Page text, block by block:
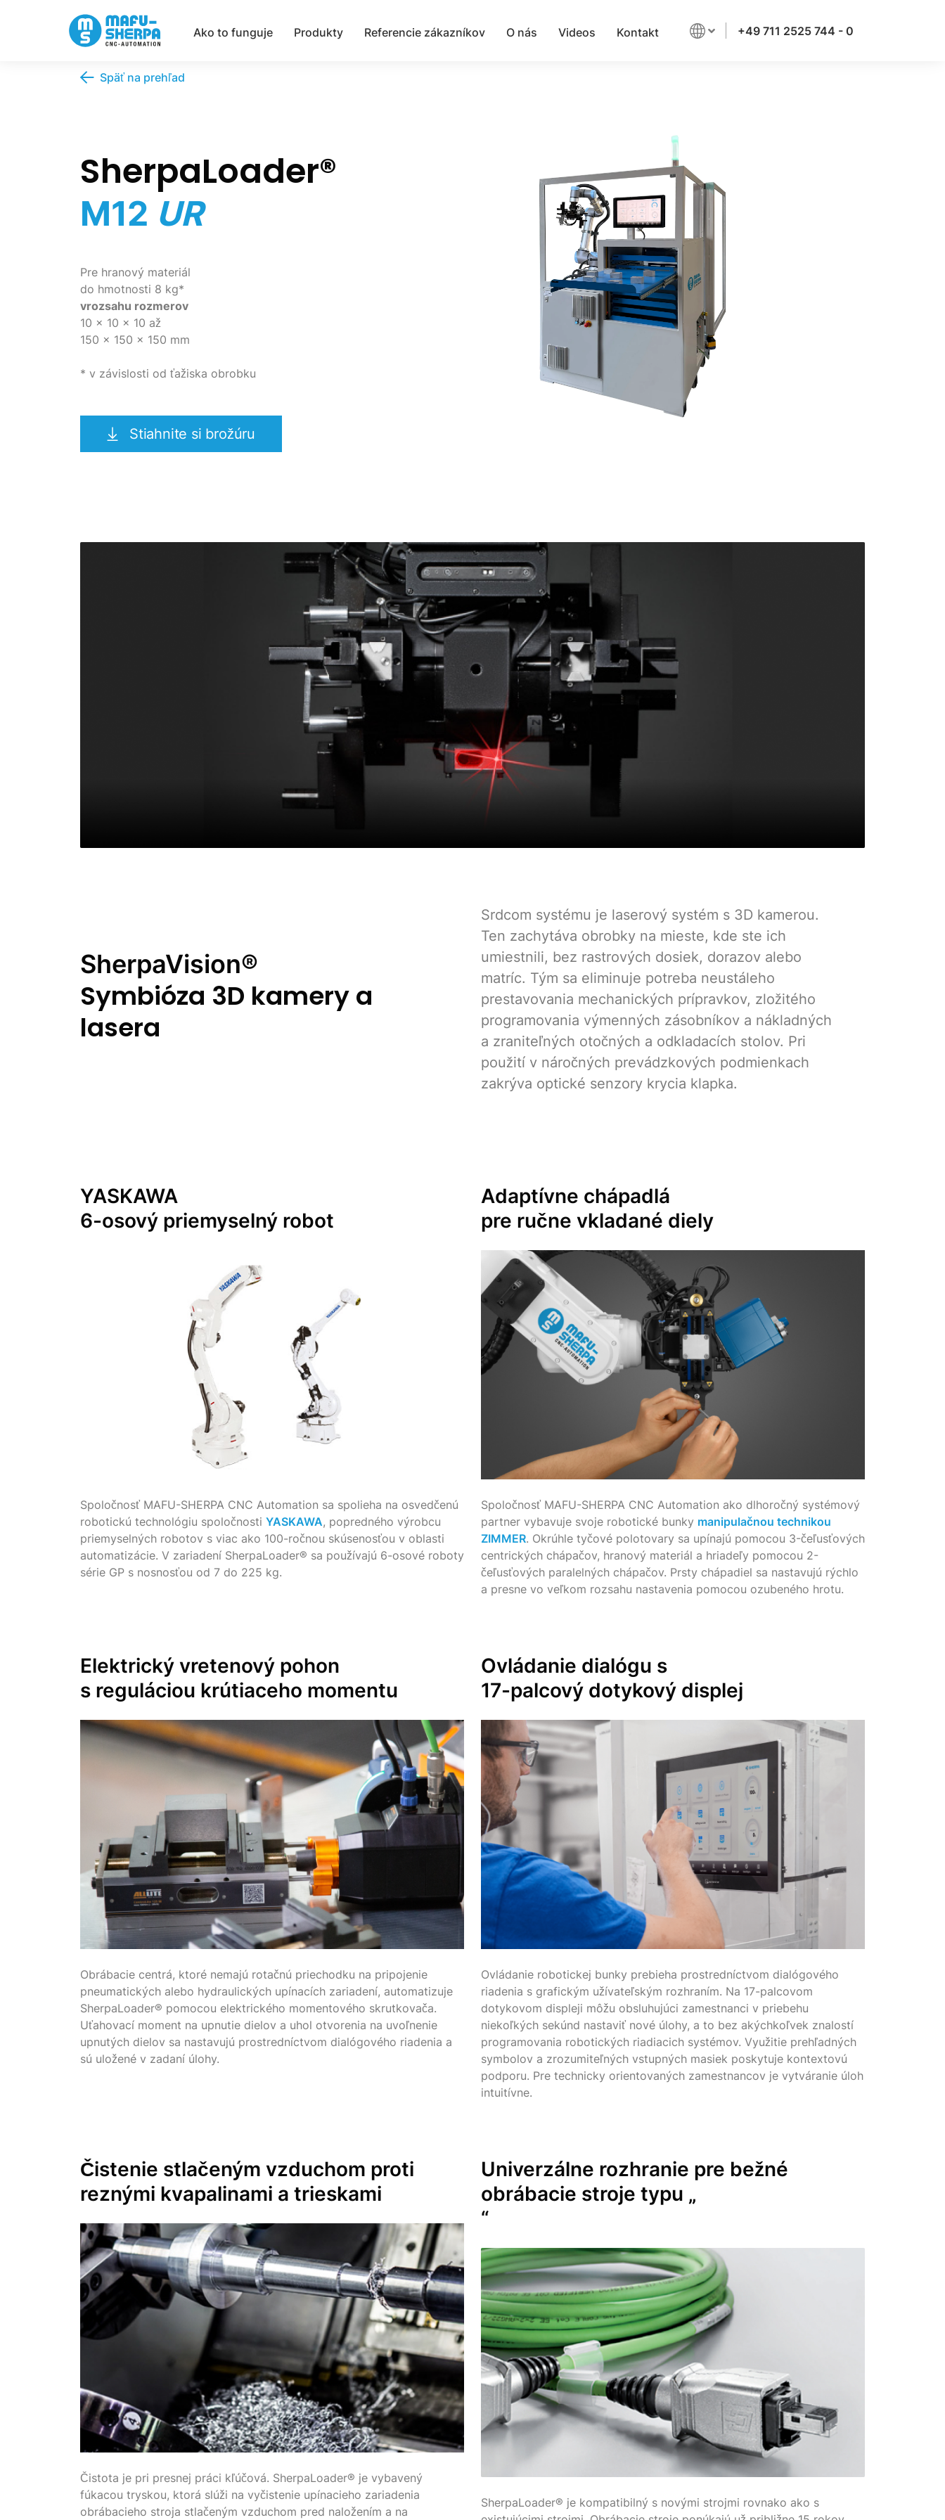
Ako to funguje Produkty Referencie zákazníkov O nás Videos Kontakt +49 711 2525 744 - 0
Späť na prehľad
SherpaLoader®
M12 UR
Pre hranový materiál
do hmotnosti 8 kg*
vrozsahu rozmerov
10 x 10 x 10 až
150 x 150 x 150 mm
* v závislosti od ťažiska obrobku
Stiahnite si brožúru
SherpaVision®
Symbióza 3D kamery a
lasera
Srdcom systému je laserový systém s 3D kamerou.
Ten zachytáva obrobky na mieste, kde ste ich
umiestnili, bez rastrových dosiek, dorazov alebo
matríc. Tým sa eliminuje potreba neustáleho
prestavovania mechanických prípravkov, zložitého
programovania výmenných zásobníkov a nákladných
a zraniteľných otočných a odkladacích stolov. Pri
použití v náročných prevádzkových podmienkach
zakrýva optické senzory krycia klapka.
YASKAWA
6-osový priemyselný robot
Spoločnosť MAFU-SHERPA CNC Automation sa spolieha na osvedčenú
robotickú technológiu spoločnosti YASKAWA, popredného výrobcu
priemyselných robotov s viac ako 100-ročnou skúsenosťou v oblasti
automatizácie. V zariadení SherpaLoader® sa používajú 6-osové roboty
série GP s nosnosťou od 7 do 225 kg.
Adaptívne chápadlá
pre ručne vkladané diely
Spoločnosť MAFU-SHERPA CNC Automation ako dlhoročný systémový
partner vybavuje svoje robotické bunky manipulačnou technikou
ZIMMER. Okrúhle tyčové polotovary sa upínajú pomocou 3-čeľusťových
centrických chápačov, hranový materiál a hriadeľy pomocou 2-
čeľusťových paralelných chápačov. Prsty chápadiel sa nastavujú rýchlo
a presne vo veľkom rozsahu nastavenia pomocou ozubeného hrotu.
Elektrický vretenový pohon
s reguláciou krútiaceho momentu
Obrábacie centrá, ktoré nemajú rotačnú priechodku na pripojenie
pneumatických alebo hydraulických upínacích zariadení, automatizuje
SherpaLoader® pomocou elektrického momentového skrutkovača.
Uťahovací moment na upnutie dielov a uhol otvorenia na uvoľnenie
upnutých dielov sa nastavujú prostredníctvom dialógového riadenia a
sú uložené v zadaní úlohy.
Ovládanie dialógu s
17-palcový dotykový displej
Ovládanie robotickej bunky prebieha prostredníctvom dialógového
riadenia s grafickým užívateľským rozhraním. Na 17-palcovom
dotykovom displeji môžu obsluhujúci zamestnanci v priebehu
niekoľkých sekúnd nastaviť nové úlohy, a to bez akýchkoľvek znalostí
programovania robotických riadiacich systémov. Využitie prehľadných
symbolov a zrozumiteľných vstupných masiek poskytuje kontextovú
podporu. Pre technicky orientovaných zamestnancov je vytváranie úloh
intuitívne.
Čistenie stlačeným vzduchom proti
reznými kvapalinami a trieskami
Čistota je pri presnej práci kľúčová. SherpaLoader® je vybavený
fúkacou tryskou, ktorá slúži na vyčistenie upínacieho zariadenia
obrábacieho stroja stlačeným vzduchom pred naložením a na
Univerzálne rozhranie pre bežné
obrábacie stroje typu „
“
SherpaLoader® je kompatibilný s novými strojmi rovnako ako s